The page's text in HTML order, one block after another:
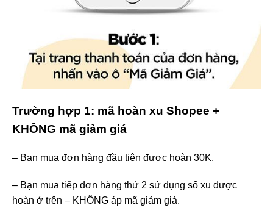
Trường hợp 1: mã hoàn xu Shopee +
KHÔNG mã giảm giá
– Bạn mua đơn hàng đầu tiên được hoàn 30K.
– Bạn mua tiếp đơn hàng thứ 2 sử dụng số xu được
hoàn ở trên – KHÔNG áp mã giảm giá.